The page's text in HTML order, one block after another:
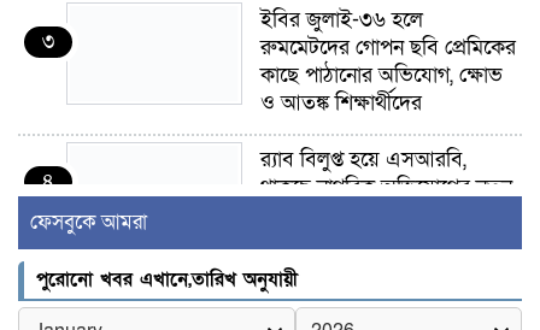
৩
ইবির জুলাই-৩৬ হলে
রুমমেটদের গোপন ছবি প্রেমিকের
কাছে পাঠানোর অভিযোগ, ক্ষোভ
ও আতঙ্ক শিক্ষার্থীদের
৪
র‍্যাব বিলুপ্ত হয়ে এসআরবি,
থাকছে নাগরিক অভিযোগের নতুন
৫
খোকসায় বিএনপি নেতা নাফিজ
আহমেদ রাজুর ওপর সশস্ত্র হামলা,
ফেসবুকে আমরা
পুরোনো খবর এখানে,তারিখ অনুযায়ী